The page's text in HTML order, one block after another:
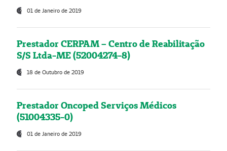
01 de Janeiro de 2019
Prestador CERPAM – Centro de Reabilitação
S/S Ltda-ME (52004274-8)
18 de Outubro de 2019
Prestador Oncoped Serviços Médicos
(51004335-0)
01 de Janeiro de 2019